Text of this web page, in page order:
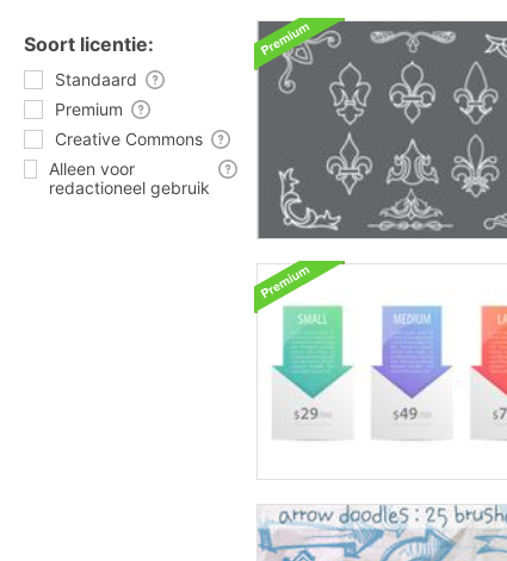
Soort licentie:
Standaard
Premium
Creative Commons
Alleen voor
redactioneel gebruik